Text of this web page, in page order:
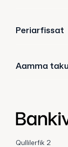
Periarfissat
Aamma
Qullilerfik 2